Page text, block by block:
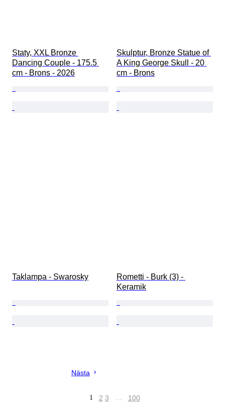
Staty, XXL Bronze
Dancing Couple - 175.5
cm - Brons - 2026
Skulptur, Bronze Statue of
A King George Skull - 20
cm - Brons
Taklampa - Swarosky
Rometti - Burk (3) -
Keramik
Nästa
1 2 3 … 100